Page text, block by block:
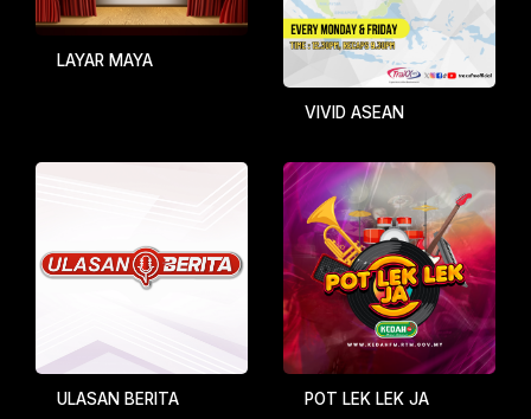
LAYAR MAYA
VIVID ASEAN
ULASAN BERITA POT LEK LEK JA